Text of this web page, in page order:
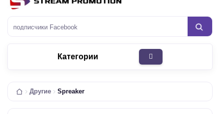
подписчики Facebook
Категории
Другие Spreaker